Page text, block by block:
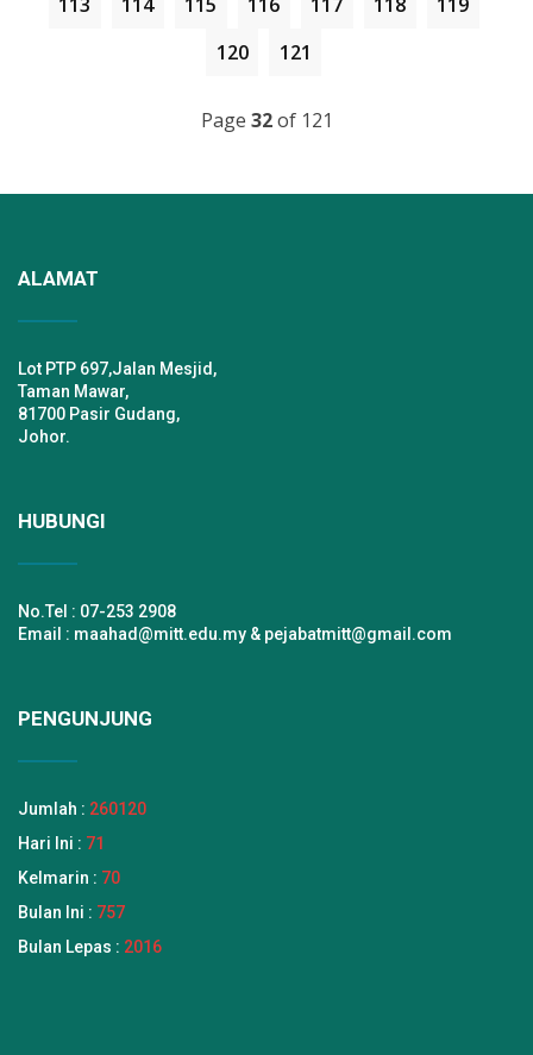
120
121
Page 32of 121
ALAMAT
Lot PTP 697,Jalan Mesjid,
Taman Mawar,
81700 Pasir Gudang,
Johor.
HUBUNGI
No.Tel : 07-253 2908
Email : maahad@mitt.edu.my & pejabatmitt@gmail.com
PENGUNJUNG
Jumlah : 260120
Hari Ini : 71
Kelmarin : 70
Bulan Ini : 757
Bulan Lepas : 2016